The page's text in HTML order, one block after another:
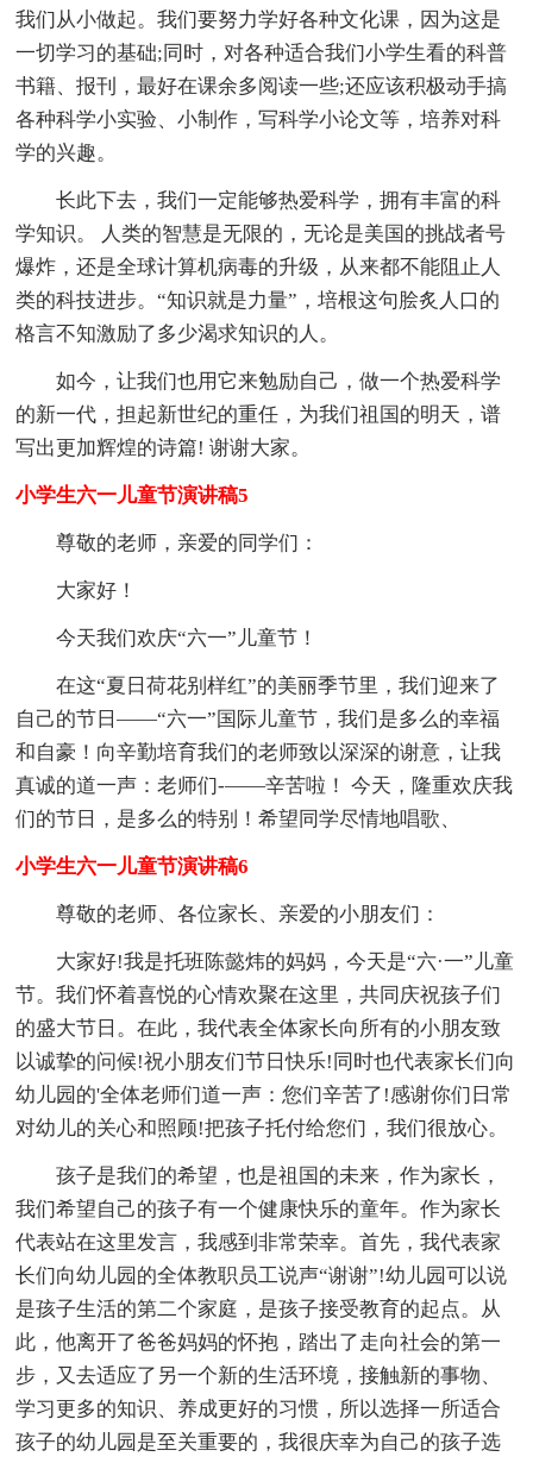
我们从小做起。我们要努力学好各种文化课，因为这是
一切学习的基础;同时，对各种适合我们小学生看的科普
书籍、报刊，最好在课余多阅读一些;还应该积极动手搞
各种科学小实验、小制作，写科学小论文等，培养对科
学的兴趣。
长此下去，我们一定能够热爱科学，拥有丰富的科
学知识。 人类的智慧是无限的，无论是美国的挑战者号
爆炸，还是全球计算机病毒的升级，从来都不能阻止人
类的科技进步。“知识就是力量”，培根这句脍炙人口的
格言不知激励了多少渴求知识的人。
如今，让我们也用它来勉励自己，做一个热爱科学
的新一代，担起新世纪的重任，为我们祖国的明天，谱
写出更加辉煌的诗篇! 谢谢大家。
小学生六一儿童节演讲稿5
尊敬的老师，亲爱的同学们：
大家好！
今天我们欢庆“六一”儿童节！
在这“夏日荷花别样红”的美丽季节里，我们迎来了
自己的节日——“六一”国际儿童节，我们是多么的幸福
和自豪！向辛勤培育我们的老师致以深深的谢意，让我
真诚的道一声：老师们-——辛苦啦！ 今天，隆重欢庆我
们的节日，是多么的特别！希望同学尽情地唱歌、
小学生六一儿童节演讲稿6
尊敬的老师、各位家长、亲爱的小朋友们：
大家好!我是托班陈懿炜的妈妈，今天是“六·一”儿童
节。我们怀着喜悦的心情欢聚在这里，共同庆祝孩子们
的盛大节日。在此，我代表全体家长向所有的小朋友致
以诚挚的问候!祝小朋友们节日快乐!同时也代表家长们向
幼儿园的'全体老师们道一声：您们辛苦了!感谢你们日常
对幼儿的关心和照顾!把孩子托付给您们，我们很放心。
孩子是我们的希望，也是祖国的未来，作为家长，
我们希望自己的孩子有一个健康快乐的童年。作为家长
代表站在这里发言，我感到非常荣幸。首先，我代表家
长们向幼儿园的全体教职员工说声“谢谢”!幼儿园可以说
是孩子生活的第二个家庭，是孩子接受教育的起点。从
此，他离开了爸爸妈妈的怀抱，踏出了走向社会的第一
步，又去适应了另一个新的生活环境，接触新的事物、
学习更多的知识、养成更好的习惯，所以选择一所适合
孩子的幼儿园是至关重要的，我很庆幸为自己的孩子选